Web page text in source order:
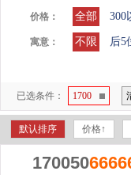
价格： 全部 300
寓意： 不限 后5
已选条件： 1700
默认排序 价格↑
170050